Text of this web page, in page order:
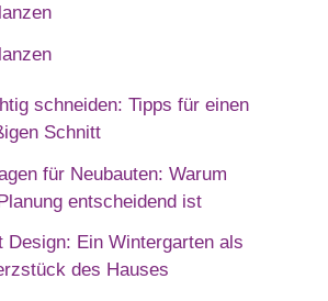
schneiden: Tipps für einen
Schnitt
für Neubauten: Warum
entscheidend ist
Design: Ein Wintergarten als
des Hauses